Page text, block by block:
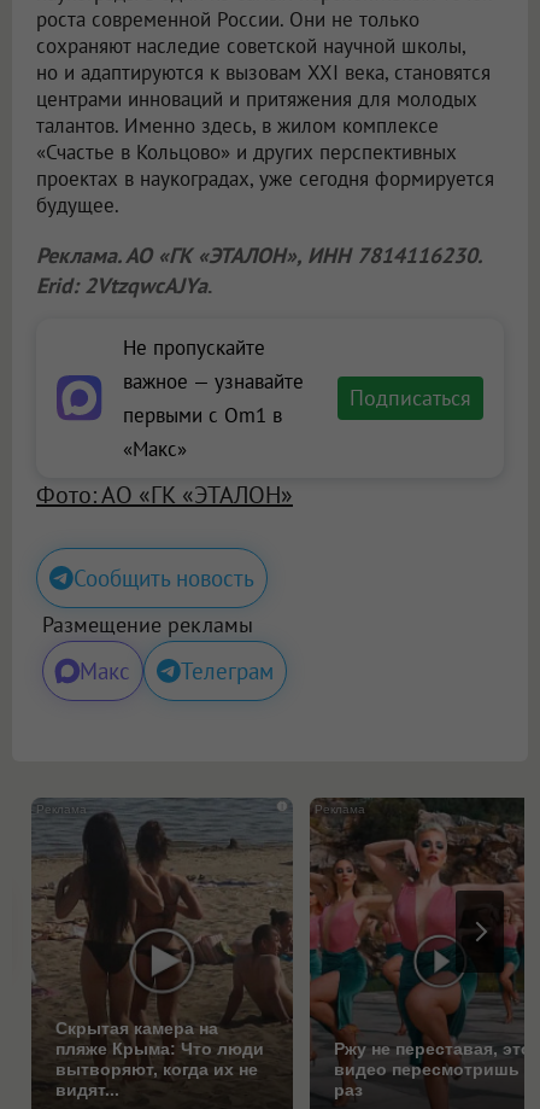
роста современной России. Они не только
сохраняют наследие советской научной школы,
но и адаптируются к вызовам XXI века, становятся
центрами инноваций и притяжения для молодых
талантов. Именно здесь, в жилом комплексе
«Счастье в Кольцово» и других перспективных
проектах в наукоградах, уже сегодня формируется
будущее.
Реклама. АО «ГК «ЭТАЛОН», ИНН 7814116230.
Erid: 2VtzqwcAJYa.
Не пропускайте
важное — узнавайте
первыми с Om1 в
«Макс»
Подписаться
Фото: АО «ГК «ЭТАЛОН»
Сообщить новость
Размещение рекламы
Макс Телеграм
i
Скрытая камера на
пляже Крыма: Что люди
вытворяют, когда их не
видят...
Ржу не переставая, это
видео пересмотришь
раз